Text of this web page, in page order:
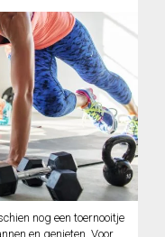
nog een toernooitje
en genieten. Voor